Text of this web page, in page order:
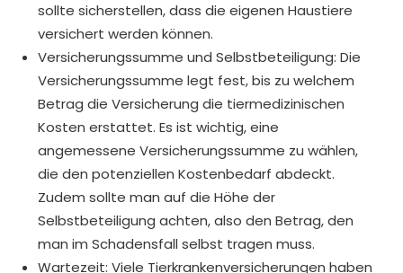
sollte sicherstellen, dass die eigenen Haustiere
versichert werden können.
Versicherungssumme und Selbstbeteiligung: Die
Versicherungssumme legt fest, bis zu welchem
Betrag die Versicherung die tiermedizinischen
Kosten erstattet. Es ist wichtig, eine
angemessene Versicherungssumme zu wählen,
die den potenziellen Kostenbedarf abdeckt.
Zudem sollte man auf die Höhe der
Selbstbeteiligung achten, also den Betrag, den
man im Schadensfall selbst tragen muss.
Wartezeit: Viele Tierkrankenversicherungen haben